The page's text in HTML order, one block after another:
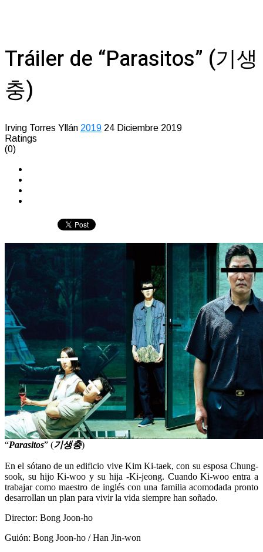
Tráiler de “Parasitos” (기생
충)
Irving Torres Yllán 2019 24 Diciembre 2019
Ratings
(0)
“Parasitos” (기생충)
En el sótano de un edificio vive Kim Ki-taek, con su esposa Chung-
sook, su hijo Ki-woo y su hija -Ki-jeong. Cuando Ki-woo entra a
trabajar como maestro de inglés con una familia acomodada pronto
desarrollan un plan para vivir la vida siempre han soñado.
Director: Bong Joon-ho
Guión: Bong Joon-ho / Han Jin-won